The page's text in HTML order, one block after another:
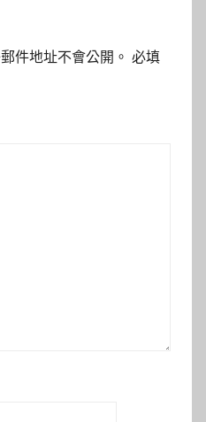
件地址不會公開。 必填